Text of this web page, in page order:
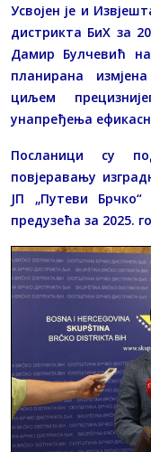
Усвојен је и
дистрикта БиХ за
Дамир Булчевић
планирана
циљем
унапређења
Посланици су
повјеравању
ЈП „Путеви
предузећа за 2025.